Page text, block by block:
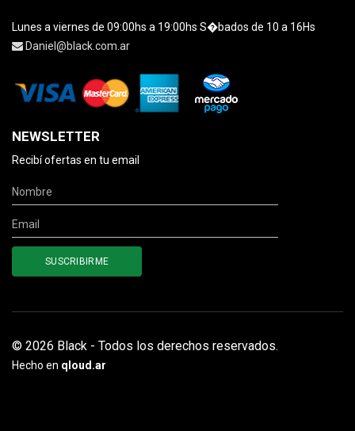
Lunes a viernes de 09:00hs a 19:00hs S�bados de 10 a 16Hs
Daniel@black.com.ar
NEWSLETTER
Recibí ofertas en tu email
© 2026 Black - Todos los derechos reservados.
Hecho en qloud.ar